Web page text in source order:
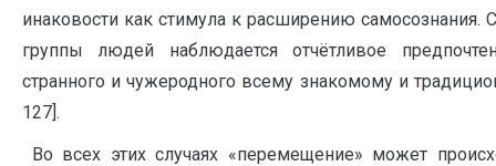
инаковости как стимула к расширению самосознания.
группы людей наблюдается отчётливое
странного и чужеродного всему знакомому и
127].
Во всех этих случаях «перемещение» может